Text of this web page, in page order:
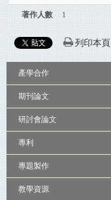
著作人數 1
列印本頁
產學合作
期刊論文
研討會論文
專利
專題製作
教學資源